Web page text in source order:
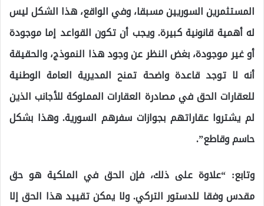
المستثمرين السوريين مسبقا، وفي الواقع، هذا الشكل ليس
له أهمية قانونية كبيرة. ويجب أن تكون القواعد إما موجودة
أو غير موجودة، بغض النظر عن وجود هذا النموذج، والحقيقة
أنه لا توجد قاعدة واضحة تمنح المديرية العامة الوطنية
للعقارات الحق في مصادرة العقارات المملوكة للأجانب الذين
لم يشتروا عقاراتهم بجوازات سفرهم السورية. وهذا بشكل
حاسم وقاطع”.
وتابع: “علاوة على ذلك، فإن الحق في الملكية هو حق
مقدس وفقا للدستور التركي. ولا يمكن تقييد هذا الحق إلا